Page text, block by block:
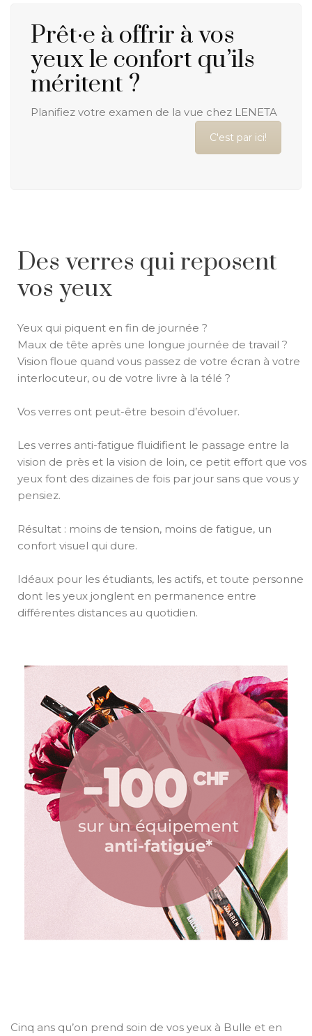
Prêt·e à offrir à vos
yeux le confort qu’ils
méritent ?
Planifiez votre examen de la vue chez LENETA
C'est par ici!
Des verres qui reposent
vos yeux
Yeux qui piquent en fin de journée ?
Maux de tête après une longue journée de travail ?
Vision floue quand vous passez de votre écran à votre
interlocuteur, ou de votre livre à la télé ?
Vos verres ont peut-être besoin d’évoluer.
Les verres anti-fatigue fluidifient le passage entre la
vision de près et la vision de loin, ce petit effort que vos
yeux font des dizaines de fois par jour sans que vous y
pensiez.
Résultat : moins de tension, moins de fatigue, un
confort visuel qui dure.
Idéaux pour les étudiants, les actifs, et toute personne
dont les yeux jonglent en permanence entre
différentes distances au quotidien.
Cinq ans qu’on prend soin de vos yeux à Bulle et en